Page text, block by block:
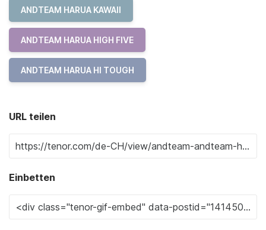
ANDTEAM HARUA KAWAII
ANDTEAM HARUA HIGH FIVE
ANDTEAM HARUA HI TOUGH
URL teilen
Einbetten